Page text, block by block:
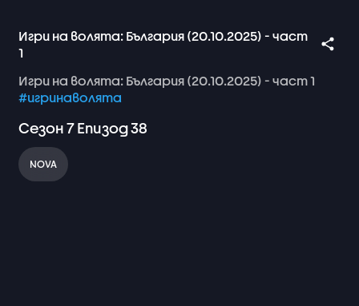
Игри на волята: България (20.10.2025) - част
1
Игри на волята: България (20.10.2025) - част1
#игринаволята
Сезон 7Епизод38
NOVA